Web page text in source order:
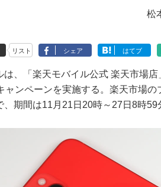
松
リスト シェア はてブ
、「楽天モバイル公式 楽天市場
ャンペーンを実施する。楽天市場
、期間は11月21日20時～27日8時59